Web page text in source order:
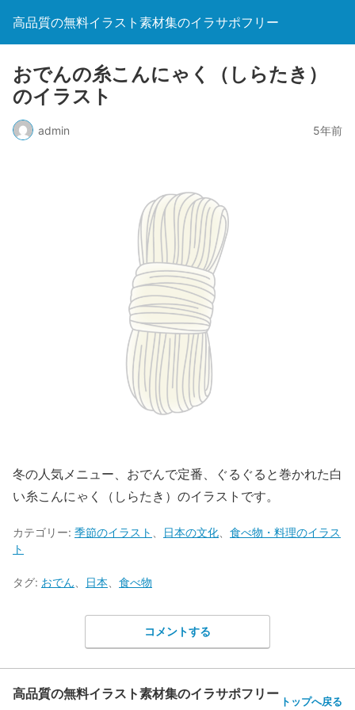
高品質の無料イラスト素材集のイラサポフリー
おでんの糸こんにゃく（しらたき）
のイラスト
admin 5年前
冬の人気メニュー、おでんで定番、ぐるぐると巻かれた白
い糸こんにゃく（しらたき）のイラストです。
カテゴリー: 季節のイラスト 日本の文化
食べ物・料理のイラス
ト
タグ: おでん 日本 食べ物
コメントする
高品質の無料イラスト素材集のイラサポフリー トップへ戻る